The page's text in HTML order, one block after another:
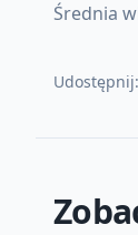
Średnia
Udostępnij: